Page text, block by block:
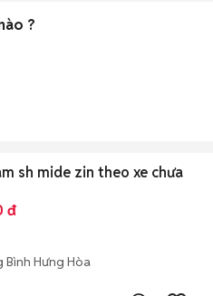
?
sh mide zin theo xe chưa
đ
Bình Hưng Hòa